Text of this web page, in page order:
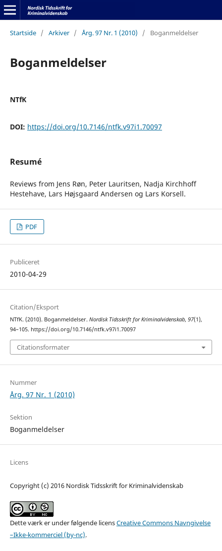
Startside / Arkiver / Årg. 97 Nr. 1 (2010) / Boganmeldelser
Boganmeldelser
NTfK
DOI: https://doi.org/10.7146/ntfk.v97i1.70097
Resumé
Reviews from Jens Røn, Peter Lauritsen, Nadja Kirchhoff
Hestehave, Lars Højsgaard Andersen og Lars Korsell.
PDF
Publiceret
2010-04-29
Citation/Eksport
NTfK. (2010). Boganmeldelser. Nordisk Tidsskrift for Kriminalvidenskab, 97(1),
94–105. https://doi.org/10.7146/ntfk.v97i1.70097
Citationsformater
Nummer
Årg. 97 Nr. 1 (2010)
Sektion
Boganmeldelser
Licens
Copyright (c) 2016 Nordisk Tidsskrift for Kriminalvidenskab
Dette værk er under følgende licensCreative Commons Navngivelse
–Ikke-kommerciel (by-nc).